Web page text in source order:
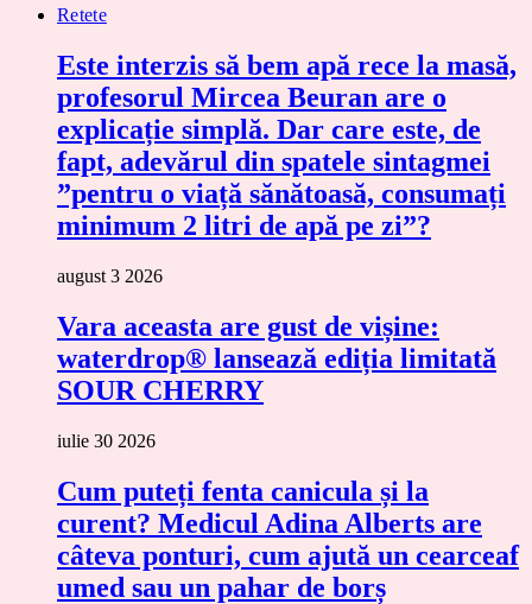
Retete
Este interzis să bem apă rece la masă,
profesorul Mircea Beuran are o
explicație simplă. Dar care este, de
fapt, adevărul din spatele sintagmei
”pentru o viață sănătoasă, consumați
minimum 2 litri de apă pe zi”?
august 3 2026
Vara aceasta are gust de vișine:
waterdrop® lansează ediția limitată
SOUR CHERRY
iulie 30 2026
Cum puteți fenta canicula și la
curent? Medicul Adina Alberts are
câteva ponturi, cum ajută un cearceaf
umed sau un pahar de borș